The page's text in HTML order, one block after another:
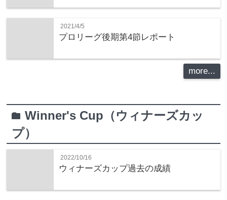
2021/4/5
プロリーグ後期第4節レポート
more...
folderWinner's Cup（ウィナーズカッ
プ）
2022/10/16
ウィナーズカップ過去の成績